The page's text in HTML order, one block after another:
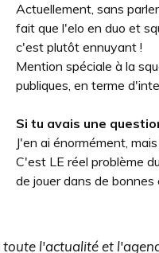
Actuellement, sans
fait que l'elo en duo et
c'est plutôt ennuyant !
Mention spéciale à la
publiques, en terme
Si tu avais une
J'en ai énormément,
C'est LE réel problème
de jouer dans de
l'actualité et